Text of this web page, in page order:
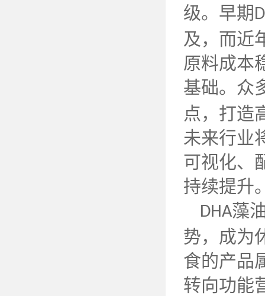
级。早期
及，而近
原料成本
基础。众
点，打造
未来行业
可视化、
持续提升
DHA藻
势，成为
食的产品
转向功能